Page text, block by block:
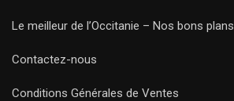
Le meilleur de l’Occitanie – Nos bons plans
Contactez-nous
Conditions Générales de Ventes